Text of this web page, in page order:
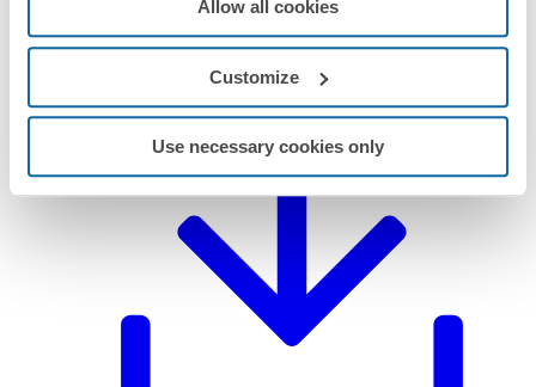
Allow all cookies
Customize
Use necessary cookies only